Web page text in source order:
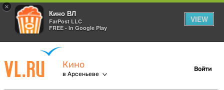
×
Кино ВЛ
FarPost LLC
FREE - In Google Play
VIEW
Кино
в Арсеньеве
Войти